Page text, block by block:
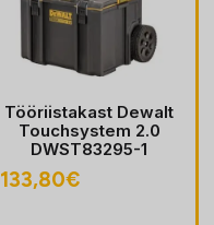
Tööriistakast Dewalt
Touchsystem 2.0
DWST83295-1
133,80€